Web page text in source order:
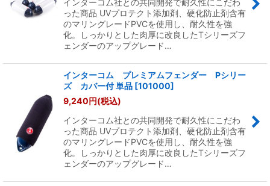
った商品 UVプロテクト添加剤、硬化防止剤含有
のマリングレードPVCを使用し、耐久性を強
化。しっかりとした肉厚に改良したTシリーズフ
ェンダーのアップグレード…
インターコム プレミアムフェンダー Pシリー
ズ カバー付 単品 [101000]
9,240円(税込)
インターコム社との共同開発で耐久性にこだわ
った商品 UVプロテクト添加剤、硬化防止剤含有
のマリングレードPVCを使用し、耐久性を強
化。しっかりとした肉厚に改良したTシリーズフ
ェンダーのアップグレード…